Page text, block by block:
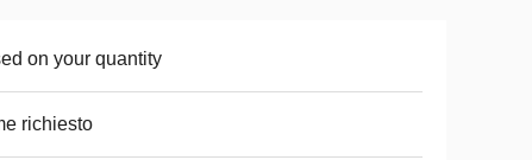
on your quantity
richiesto